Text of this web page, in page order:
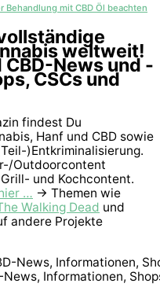
Behandlung mit CBD Öl beachten
weltweit!
News und -
CSCs und
findest Du
Hanf und CBD sowie
)Entkriminalisierung.
Outdoorcontent
und Kochcontent.
… -> Themen wie
Walking Dead und
andere Projekte
Informationen,